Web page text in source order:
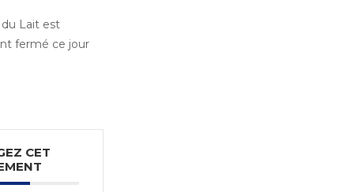
Lait est
fermé ce jour
CET